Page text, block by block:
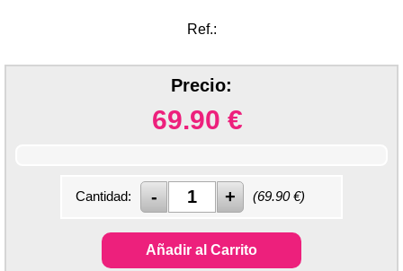
Ref.:
Precio:
69.90 €
Cantidad: (69.90€)
Añadir al Carrito